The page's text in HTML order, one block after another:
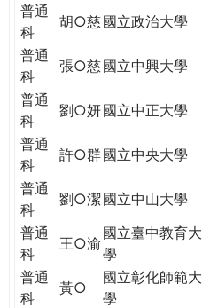
民。
WAGOR
TODAY
THE
WORLD
TOMORROW
PUTTING
YOU
THE
PATH
普通
科
胡○慈國立政治大學
普通
科
張○慈國立中興大學
普通
科
劉○妍國立中正大學
普通
科
許○群國立中央大學
普通
科
劉○潔國立中山大學
普通
科
王○渝
國立臺中教育大
學
普通
科
黃○
國立彰化師範大
學